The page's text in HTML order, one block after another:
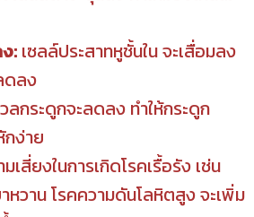
: เซลล์ประสาทหูชั้นใน จะเสื่อมลง
ดลง
ลกระดูกจะลดลง ทำให้กระดูก
กง่าย
เสี่ยงในการเกิดโรคเรื้อรัง เช่น
าหวาน โรคความดันโลหิตสูง จะเพิ่ม